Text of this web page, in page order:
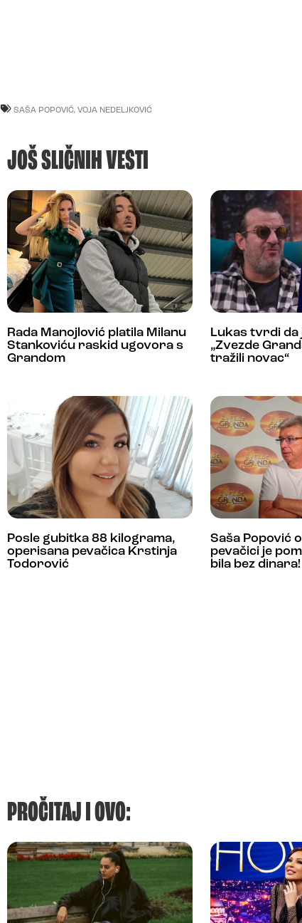
SAŠA POPOVIĆ VOJA NEDELJKOVIĆ
JOŠ SLIČNIH VESTI
Rada Manojlović platila Milanu
Stankoviću raskid ugovora s
Grandom
Lukas tvrdi da
„Zvezde
tražili novac“
Posle gubitka 88 kilograma,
operisana pevačica Krstinja
Todorović
Saša Popović
pevačici je
bila bez dinara!
PROČITAJ I OVO: